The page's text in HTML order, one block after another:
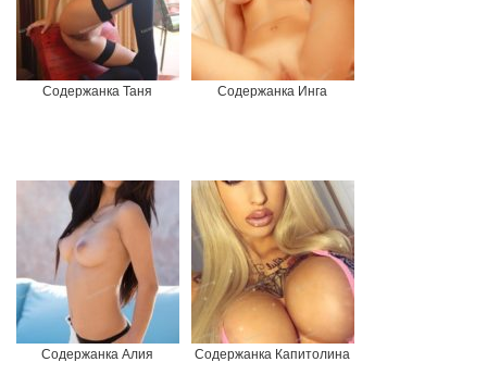
Содержанка Таня Содержанка Инга
Содержанка Алия Содержанка Капитолина